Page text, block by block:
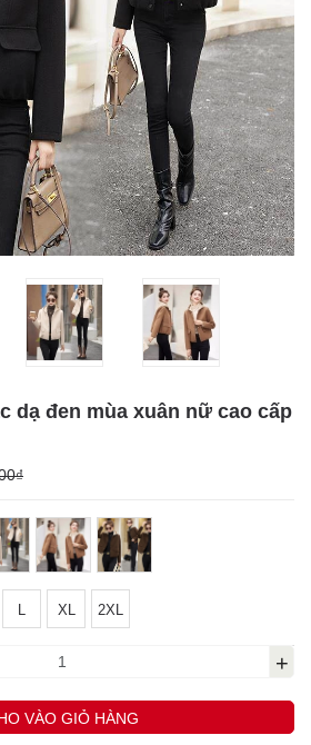
dạ đen mùa xuân nữ cao cấp
L XL 2XL
+
VÀO GIỎ HÀNG